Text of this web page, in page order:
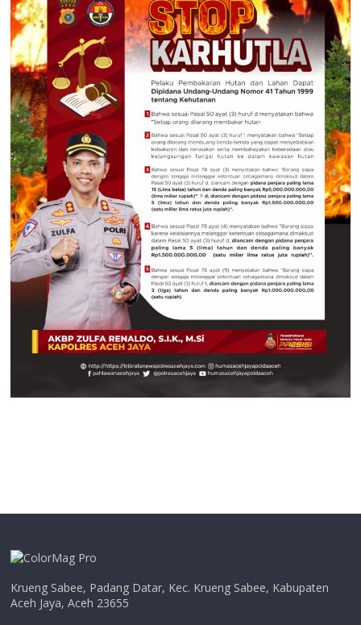
Krueng Sabee, Padang Datar, Kec. Krueng Sabee, Kabupaten
Aceh Jaya, Aceh 23655